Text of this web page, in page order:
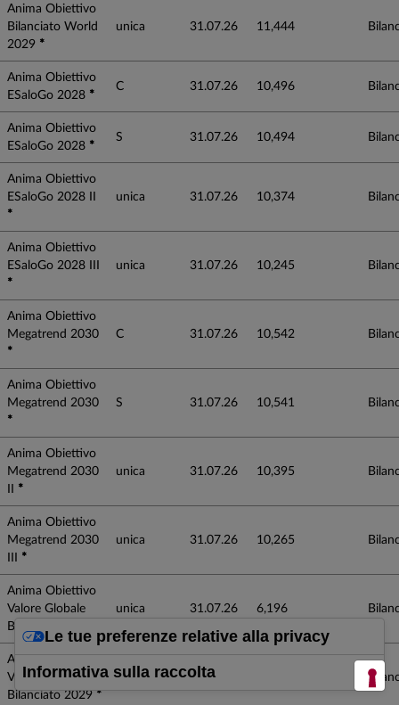
Anima Obiettivo
Bilanciato World
2029 *
unica 31.07.26 11,444
Anima Obiettivo
ESaloGo 2028 *
C 31.07.26 10,496
Anima Obiettivo
ESaloGo 2028 *
S 31.07.26 10,494
Anima Obiettivo
ESaloGo 2028 II
*
unica 31.07.26 10,374
Anima Obiettivo
ESaloGo 2028 III
*
unica 31.07.26 10,245
Anima Obiettivo
Megatrend 2030
*
C 31.07.26 10,542
Anima Obiettivo
Megatrend 2030
*
S 31.07.26 10,541
Anima Obiettivo
Megatrend 2030
*
unica 31.07.26 10,395
Anima Obiettivo
Megatrend 2030
*
unica 31.07.26 10,265
Anima Obiettivo
Valore Globale
Bilanciato 2028
unica 31.07.26 6,196
Anima Obiettivo
Valore Globale
Bilanciato 2029 *
unica 31.07.26
Le tue preferenze relative alla privacy
Informativa sulla raccolta